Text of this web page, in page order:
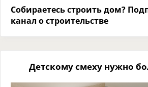
Собираетесь строить дом?
канал о строительстве
Детскому смеху нужно